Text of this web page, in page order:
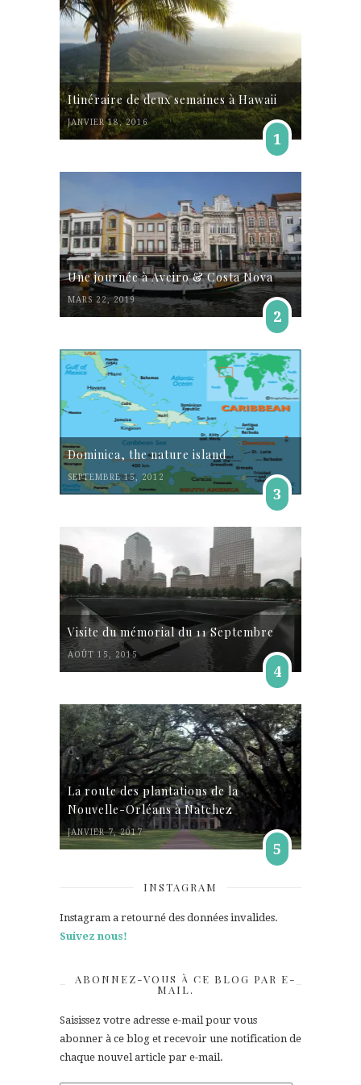
Itinéraire de deux semaines à Hawaii
JANVIER 18, 2016
1
Une journée à Aveiro & Costa Nova
MARS 22, 2019
2
Dominica, the nature island
SEPTEMBRE 15, 2012
3
Visite du mémorial du 11 Septembre
AOÛT 15, 2015
4
La route des plantations de la
Nouvelle-Orléans à Natchez
JANVIER 7, 2017
5
INSTAGRAM
Instagram a retourné des données invalides.
Suivez nous!
ABONNEZ-VOUS À CE BLOG PAR E-
MAIL.
Saisissez votre adresse e-mail pour vous
abonner à ce blog et recevoir une notification de
chaque nouvel article par e-mail.